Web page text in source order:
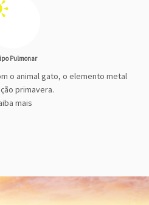
Pulmonar
o animal gato, o elemento metal
primavera.
mais